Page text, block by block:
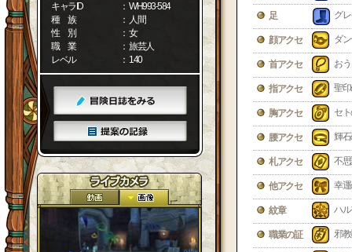
キャラID
： WH993-584
種 族
： 人間
性 別
： 女
職 業
： 旅芸人
レベル
： 140
足 グ
顔アクセ ダ
首アクセ お
指アクセ 聖
胸アクセ セ
腰アクセ 輝
札アクセ 不
他アクセ 幸
紋章 ハ
職業の証 邪